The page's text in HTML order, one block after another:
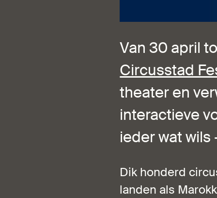
Van 30 april
Circusstad
theater en
interactieve
ieder wat
Dik honderd
landen als